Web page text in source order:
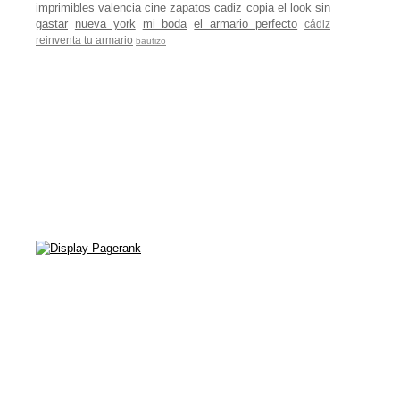
imprimibles valencia cine zapatos cadiz copia el look sin
gastar nueva york mi boda el armario perfecto
cádiz
reinventa tu armario bautizo